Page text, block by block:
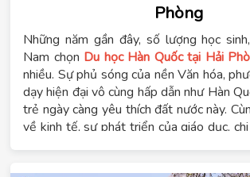
Phòng
Những năm gần đây, số lượng học
Nam chọn Du học Hàn Quốc tại Hải
nhiều. Sự phủ sóng của nền Văn hóa,
dạy hiện đại vô cùng hấp dẫn như Hàn
trẻ ngày càng yêu thích đất nước này.
về kinh tế, sự phát triển của giáo dục,